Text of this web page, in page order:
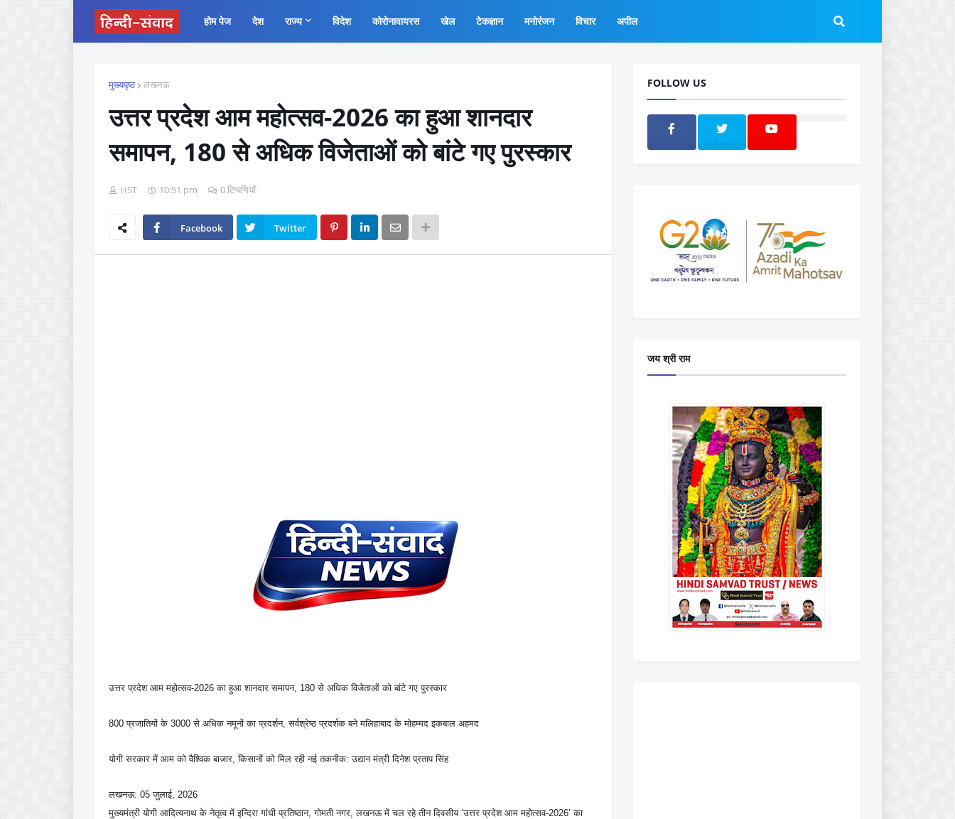
होम पेज देश राज्य विदेश कोरोनावायरस खेल टेकज्ञान मनोरंजन विचार अपील
मुख्यपृष्ठ लखनऊ
उत्तर प्रदेश आम महोत्सव-2026 का हुआ शानदार
समापन, 180 से अधिक विजेताओं को बांटे गए पुरस्कार
HST 10:51 pm 0 टिप्पणियाँ
Facebook Twitter
उत्तर प्रदेश आम महोत्सव-2026 का हुआ शानदार समापन, 180 से अधिक विजेताओं को बांटे गए पुरस्कार
800 प्रजातियों के 3000 से अधिक नमूनों का प्रदर्शन, सर्वश्रेष्ठ प्रदर्शक बने मलिहाबाद के मोहम्मद इकबाल अहमद
योगी सरकार में आम को वैश्विक बाजार, किसानों को मिल रही नई तकनीक: उद्यान मंत्री दिनेश प्रताप सिंह
लखनऊ: 05 जुलाई, 2026
मुख्यमंत्री योगी आदित्यनाथ के नेतृत्व में इन्दिरा गांधी प्रतिष्ठान, गोमती नगर, लखनऊ में चल रहे तीन दिवसीय ‘उत्तर प्रदेश आम महोत्सव-2026’ का
FOLLOW US
जय श्री राम